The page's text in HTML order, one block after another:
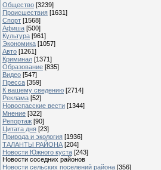
Общество [3239]
Происшествия [1631]
Спорт [1568]
Афиша [500]
Культура [961]
Экономика [1057]
Авто [1261]
Криминал [1371]
Образование [835]
Видео [547]
Пресса [359]
К вашему сведению [2714]
Реклама [52]
Новоспасские вести [1344]
Мнение [322]
Репортаж [90]
Цитата дня [23]
Природа и экология [1936]
ТАЛАНТЫ РАЙОНА [204]
Новости Южного куста [243]
Новости соседних районов
Новости сельских поселений района [356]